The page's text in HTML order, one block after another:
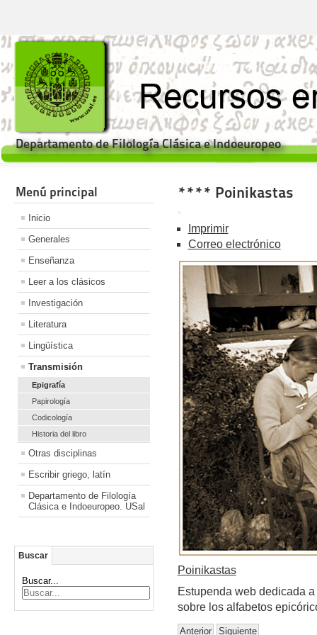
Departamento de Filología Clásica e Indoeuropeo
Menú principal
Inicio
Generales
Enseñanza
Leer a los clásicos
Investigación
Literatura
Lingüística
Transmisión
Epigrafía
Papirología
Codicología
Historia del libro
Otras disciplinas
Escribir griego, latín
Departamento de Filología
Clásica e Indoeuropeo. USal
Buscar
Buscar...
**** Poinikastas
Imprimir
Correo electrónico
Poinikastas
Estupenda web dedicada
sobre los alfabetos
Anterior Siguiente